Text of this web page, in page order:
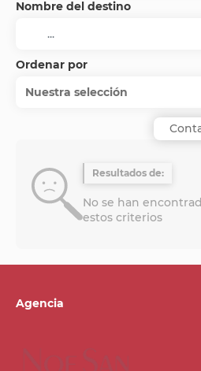
Nombre del destino
Ordenar por
Nuestra selección
Resultados de:
No se han
estos criterios
Agencia